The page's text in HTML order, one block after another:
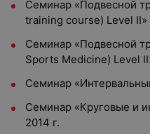
Семинар «Подвесной
training course) Level II»
Семинар «Подвесной
Sports Medicine) Level
Семинар
Семинар «Круговые и
2014 г.